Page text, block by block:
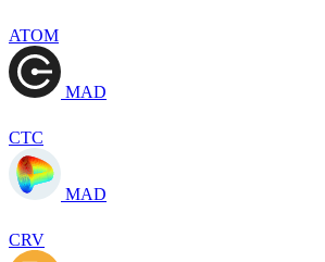
ATOM
MAD
CTC
MAD
CRV